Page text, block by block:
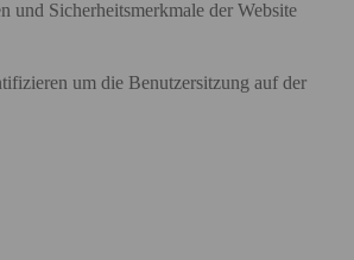
und Sicherheitsmerkmale der Website
um die Benutzersitzung auf der